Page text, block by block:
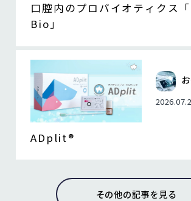
口腔内のプロバイオティクス
Bio」
ADplit®
その他の記事を見る